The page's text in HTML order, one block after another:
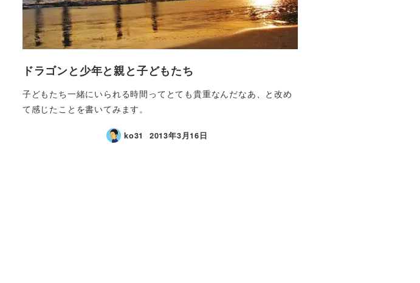
ドラゴンと少年と親と子どもたち
子どもたち一緒にいられる時間ってとても貴重なんだなあ、と改め
て感じたことを書いてみます。
ko31 2013年3月16日